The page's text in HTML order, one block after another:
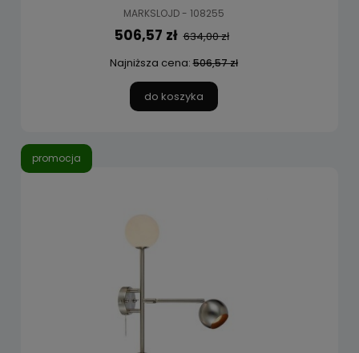
MARKSLOJD - 108255
506,57 zł 634,00 zł
Najniższa cena:506,57 zł
do koszyka
promocja